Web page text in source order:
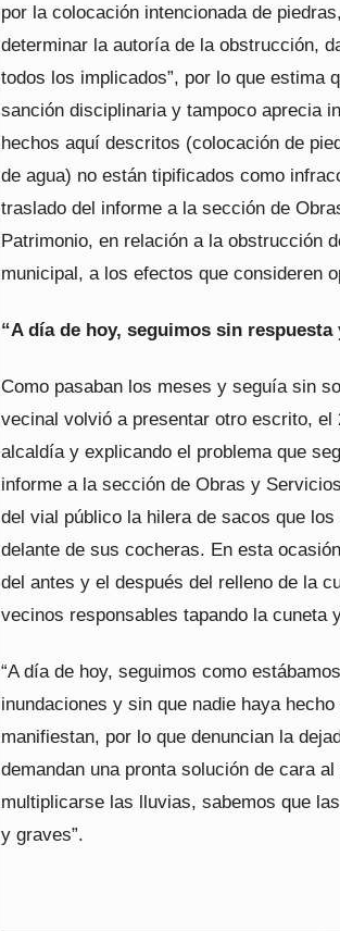
por la colocación intencionada de
determinar la autoría de la obstrucción,
todos los implicados”, por lo que estima
sanción disciplinaria y tampoco aprecia
hechos aquí descritos (colocación de
de agua) no están tipificados como
traslado del informe a la sección de
Patrimonio, en relación a la obstrucción
municipal, a los efectos que consideren
“A día de hoy, seguimos sin
Como pasaban los meses y seguía sin
vecinal volvió a presentar otro escrito, el
alcaldía y explicando el problema que
informe a la sección de Obras y
del vial público la hilera de sacos que
delante de sus cocheras. En esta
del antes y el después del relleno de la
vecinos responsables tapando la cuneta
“A día de hoy, seguimos como
inundaciones y sin que nadie haya
manifiestan, por lo que denuncian la
demandan una pronta solución de cara
multiplicarse las lluvias, sabemos que
y graves”.